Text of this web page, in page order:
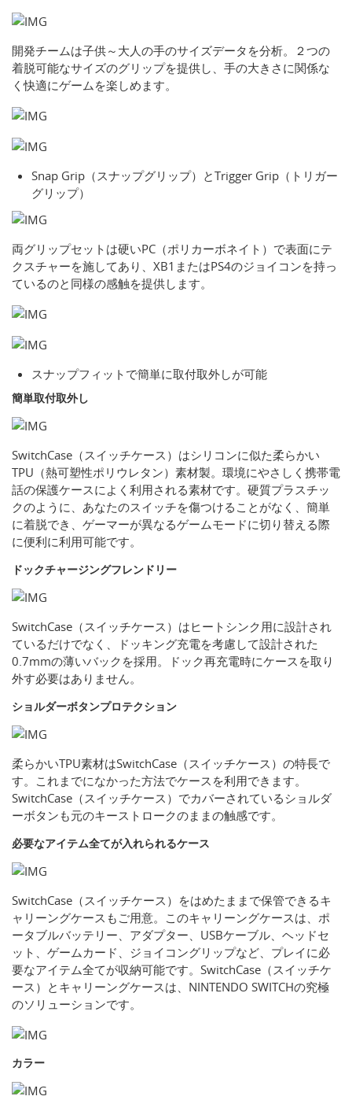
開発チームは子供～大人の手のサイズデータを分析。２つの
着脱可能なサイズのグリップを提供し、手の大きさに関係な
く快適にゲームを楽しめます。
Snap Grip（スナップグリップ）とTrigger Grip（トリガー
グリップ）
両グリップセットは硬いPC（ポリカーボネイト）で表面にテ
クスチャーを施してあり、XB1またはPS4のジョイコンを持っ
ているのと同様の感触を提供します。
スナップフィットで簡単に取付取外しが可能
簡単取付取外し
SwitchCase（スイッチケース）はシリコンに似た柔らかい
TPU（熱可塑性ポリウレタン）素材製。環境にやさしく携帯電
話の保護ケースによく利用される素材です。硬質プラスチッ
クのように、あなたのスイッチを傷つけることがなく、簡単
に着脱でき、ゲーマーが異なるゲームモードに切り替える際
に便利に利用可能です。
ドックチャージングフレンドリー
SwitchCase（スイッチケース）はヒートシンク用に設計され
ているだけでなく、ドッキング充電を考慮して設計された
0.7mmの薄いバックを採用。ドック再充電時にケースを取り
外す必要はありません。
ショルダーボタンプロテクション
柔らかいTPU素材はSwitchCase（スイッチケース）の特長で
す。これまでになかった方法でケースを利用できます。
SwitchCase（スイッチケース）でカバーされているショルダ
ーボタンも元のキーストロークのままの触感です。
必要なアイテム全てが入れられるケース
SwitchCase（スイッチケース）をはめたままで保管できるキ
ャリーングケースもご用意。このキャリーングケースは、ポ
ータブルバッテリー、アダプター、USBケーブル、ヘッドセ
ット、ゲームカード、ジョイコングリップなど、プレイに必
要なアイテム全てが収納可能です。SwitchCase（スイッチケ
ース）とキャリーングケースは、NINTENDO SWITCHの究極
のソリューションです。
カラー